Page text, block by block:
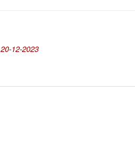
20-12-2023